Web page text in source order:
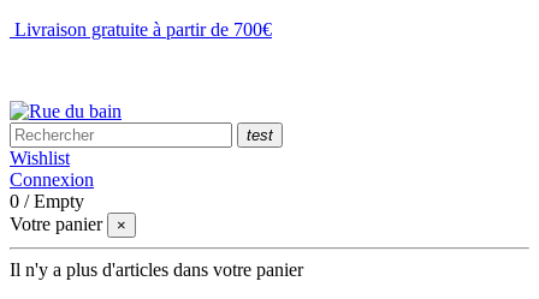
Livraison gratuite à partir de 700€
test
Wishlist
Connexion
0 /Empty
Votre panier
×
Il n'y a plus d'articles dans votre panier